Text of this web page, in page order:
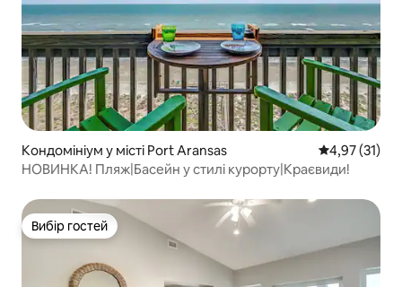
Кондомініум у місті Port Aransas Середня
4,97 (31)
НОВИНКА! Пляж|Басейн у стилі курорту|Краєвиди!
Вибір гостей
Вибір гостей